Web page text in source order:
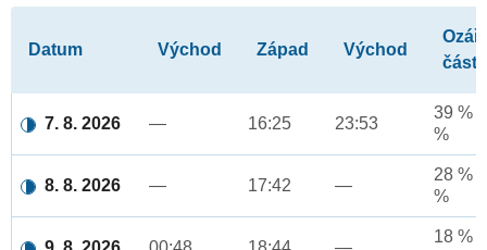
Datum Východ Západ Východ
část
7. 8. 2026 — 16:25 23:53
39 %
%
8. 8. 2026 — 17:42 —
28 %
%
18 %